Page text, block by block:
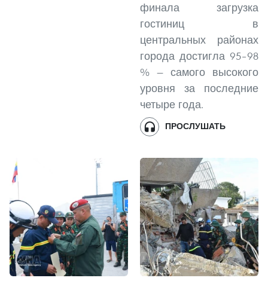
финала загрузка
гостиниц в
центральных районах
города достигла 95–98
% — самого высокого
уровня за последние
четыре года.
ПРОСЛУШАТЬ